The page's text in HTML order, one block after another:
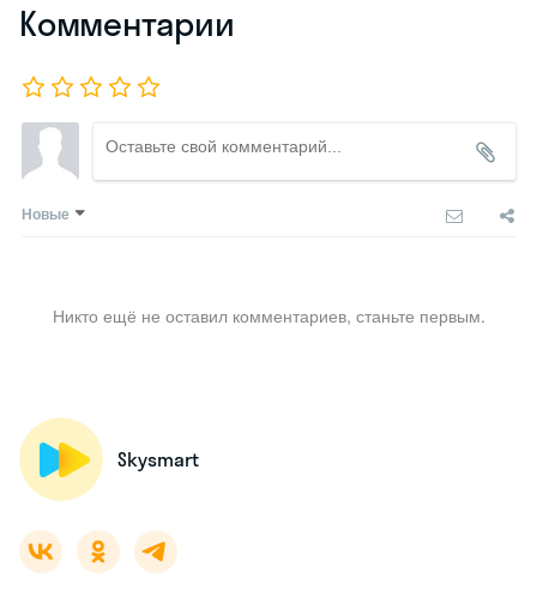
Комментарии
Новые
Никто ещё не оставил комментариев, станьте первым.
Skysmart